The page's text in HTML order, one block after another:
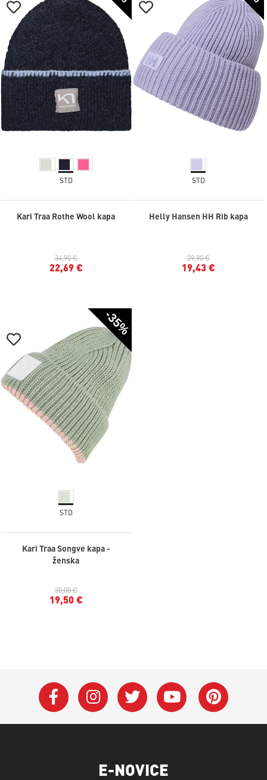
STD
Kari Traa Rothe Wool kapa
34,90 €
22,69 €
STD
Helly Hansen HH Rib kapa
29,90 €
19,43 €
-35%
STD
Kari Traa Songve kapa -
ženska
30,00 €
19,50 €
E-NOVICE